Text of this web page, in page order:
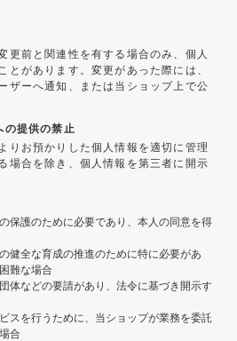
更前と関連性を有する場合のみ、個人
とがあります。変更があった際には、
ザーへ通知、または当ショップ上で公
の提供の禁止
りお預かりした個人情報を適切に管理
場合を除き、個人情報を第三者に開示
保護のために必要であり、本人の同意を得
健全な育成の推進のために特に必要があ
難な場合
体などの要請があり、法令に基づき開示す
スを行うために、当ショップが業務を委託
合